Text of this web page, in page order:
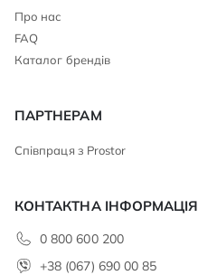
Про нас
FAQ
Каталог брендів
ПАРТНЕРАМ
Співпраця з Prostor
КОНТАКТНА ІНФОРМАЦІЯ
0 800 600 200
+38 (067) 690 00 85